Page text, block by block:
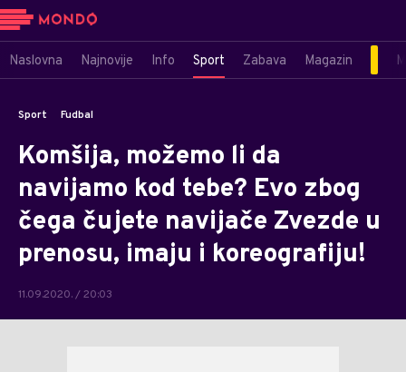
Naslovna Najnovije Info Sport Zabava Magazin
Sport Fudbal
Komšija, možemo li da
navijamo kod tebe? Evo zbog
čega čujete navijače Zvezde u
prenosu, imaju i koreografiju!
11.09.2020. / 20:03